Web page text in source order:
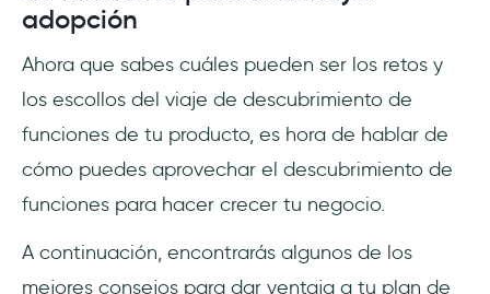
adopción
Ahora que sabes cuáles pueden ser los retos y
los escollos del viaje de descubrimiento de
funciones de tu producto, es hora de hablar de
cómo puedes aprovechar el descubrimiento de
funciones para hacer crecer tu negocio.
A continuación, encontrarás algunos de los
mejores consejos para dar ventaja a tu plan de